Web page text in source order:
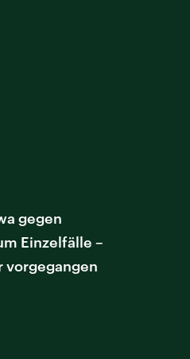
gegen
Einzelfälle –
vorgegangen